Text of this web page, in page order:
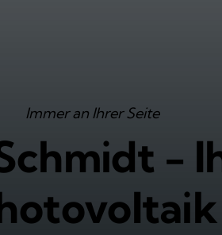
Immer an Ihrer Seite
-